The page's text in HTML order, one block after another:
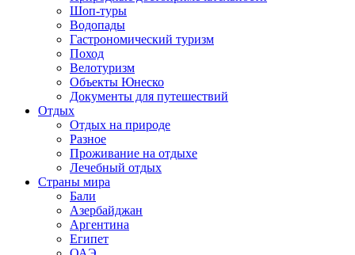
Шоп-туры
Водопады
Гастрономический туризм
Поход
Велотуризм
Объекты Юнеско
Документы для путешествий
Отдых
Отдых на природе
Разное
Проживание на отдыхе
Лечебный отдых
Страны мира
Бали
Азербайджан
Аргентина
Египет